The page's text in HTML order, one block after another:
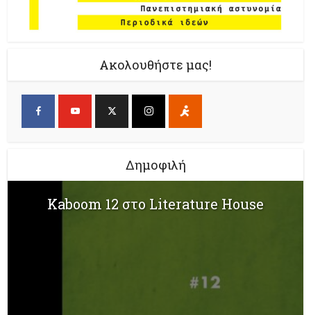
Ακολουθήστε μας!
Δημοφιλή
Kaboom 12 στο Literature House